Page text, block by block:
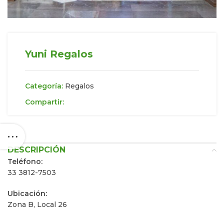
Yuni Regalos
Categoría: Regalos
Compartir:
DESCRIPCIÓN
Teléfono:
33 3812-7503
Ubicación:
Zona B, Local 26